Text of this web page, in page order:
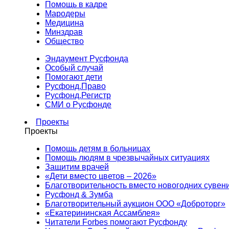
Помощь в кадре
Мародеры
Медицина
Минздрав
Общество
Эндаумент Русфонда
Особый случай
Помогают дети
Русфонд.Право
Русфонд.Регистр
СМИ о Русфонде
Проекты
Проекты
Помощь детям в больницах
Помощь людям в чрезвычайных ситуациях
Защитим врачей
«Дети вместо цветов – 2026»
Благотворительность вместо новогодних
Русфонд & Зумба
Благотворительный аукцион ООО «Доброторг»
«Екатерининская Ассамблея»
Читатели Forbes помогают Русфонду